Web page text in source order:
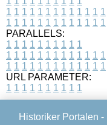
1 1 1 1 1 1 1 1 1 1 1 1 1
1 1 1 1 1 1 1 1 1 1 1 1 1
PARALLELS:
1 1 1 1 1 1 1 1 1 1
1 1 1 1 1 1 1 1 1 1 1 1 1
1 1 1 1 1 1 1 1 1 1 1 1 1
URL PARAMETER:
1 1 1 1 1 1 1 1 1 1
Historiker Portalen -